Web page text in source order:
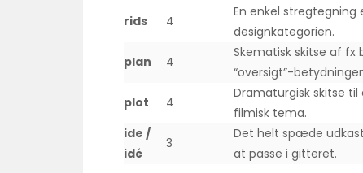
rids 4
En enkel stregtegning
designkategorien.
plan
4
Skematisk skitse af
“oversigt”-
plot
4
Dramaturgisk skitse
filmisk tema.
ide /
idé
3
Det helt spæde
at passe i gitteret.